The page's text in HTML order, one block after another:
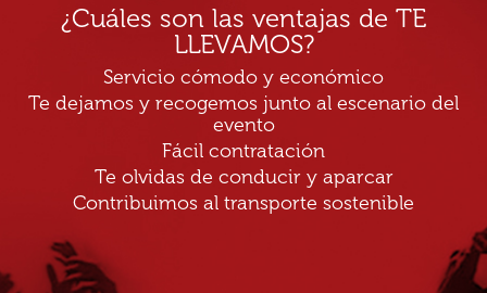
¿Cuáles son las ventajas de TE
LLEVAMOS?
Servicio cómodo y económico
Te dejamos y recogemos junto al escenario del
evento
Fácil contratación
Te olvidas de conducir y aparcar
Contribuimos al transporte sostenible